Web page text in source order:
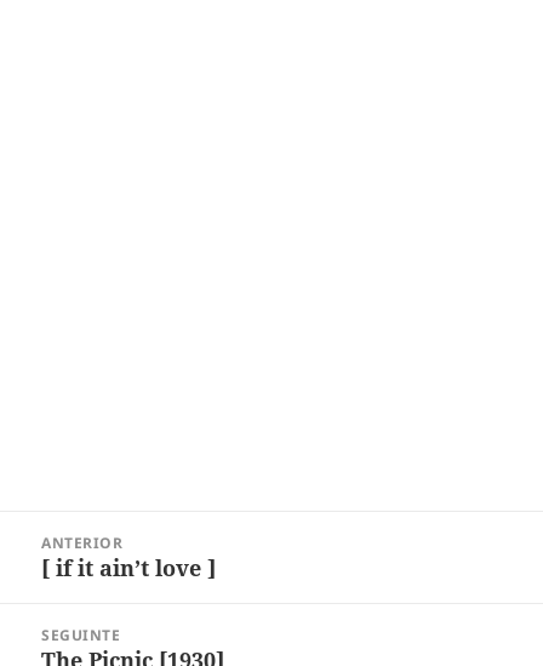
ANTERIOR
Post
[ if it ain’t love ]
SEGUINTE
Próximo